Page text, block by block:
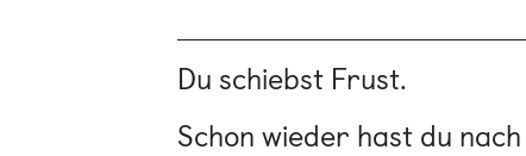
Du schiebst Frust.
Schon wieder hast du